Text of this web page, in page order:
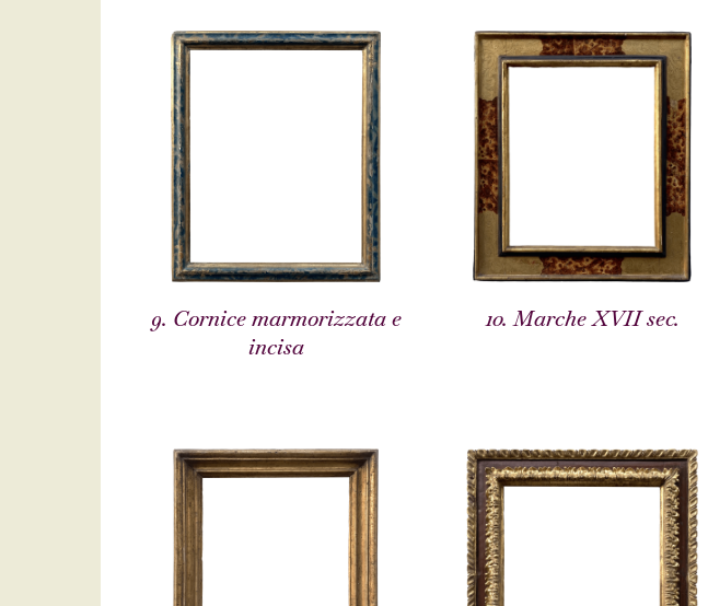
9. Cornice marmorizzata e
incisa
10. Marche XVII sec.